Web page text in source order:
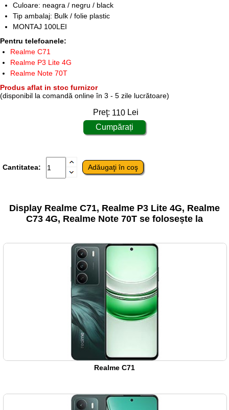
Culoare: neagra / negru / black
Tip ambalaj: Bulk / folie plastic
MONTAJ 100LEI
Pentru telefoanele:
Realme C71
Realme P3 Lite 4G
Realme Note 70T
Produs aflat in stoc furnizor
(disponibil la comandă online în 3 - 5 zile lucrătoare)
Preţ: 110 Lei
Cantitatea:
Display Realme C71, Realme P3 Lite 4G, Realme
C73 4G, Realme Note 70T se folosește la
Realme C71